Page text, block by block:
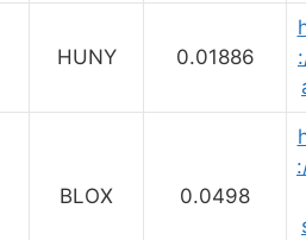
HUNY 0.01886
BLOX 0.0498